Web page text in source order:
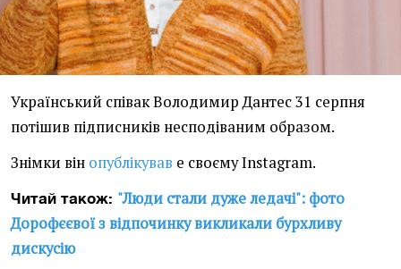
Український співакВолодимир Дантес 31 серпня
потішив підписників несподіваним образом.
Знімки він опублікував e своєму Instagram.
Читай також: "Люди стали дуже ледачі": фото
Дорофєєвої з відпочинку викликали бурхливу
дискусію